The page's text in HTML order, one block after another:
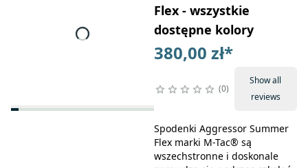
Flex - wszystkie
dostępne kolory
380,00 zł*
0
Show all
reviews
Spodenki Aggressor Summer
Flex marki M-Tac® są
wszechstronne i doskonale